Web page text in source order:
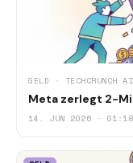
GELD · TECHCRUNCH AI
Meta zerlegt 2-
14. JUN 2026 · 01:18